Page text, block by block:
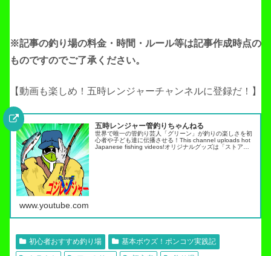
※記事の釣り場の料金・時間・ルール等は記事作成時点の
ものですのでご了承ください。
【動画も楽しめ！五時レンジャーチャンネルに登録だ！】
五時レンジャー管釣りちゃんねる
世界で唯一の管釣り芸人「グリーン」が釣りの楽しさを初
心者や子ども達に伝播させる！This channel uploads hot
Japanese fishing videos!オリジナルグッズは「ストア」
www.youtube.com
初心者おすすめ釣り場
基本ボウズ！ポンコツ実践記